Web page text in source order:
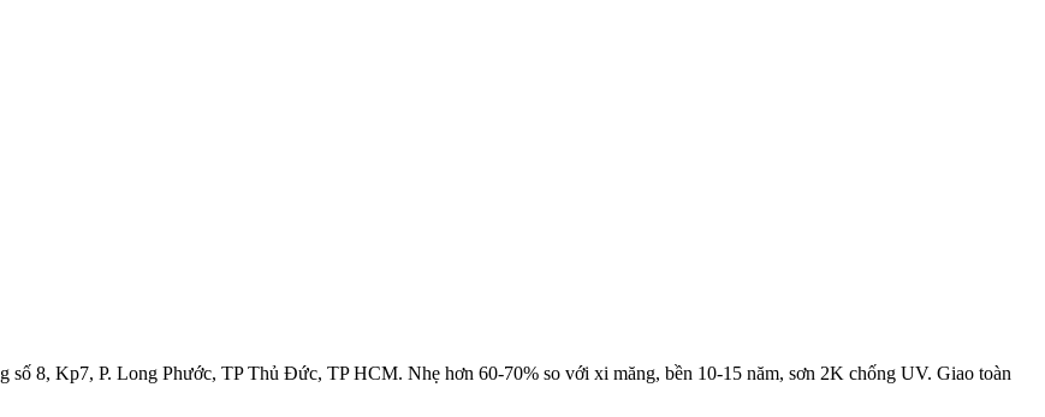
số 8, Kp7, P. Long Phước, TP Thủ Đức, TP HCM. Nhẹ hơn 60-70% so với xi măng, bền 10-15 năm, sơn 2K chống UV. Giao toàn